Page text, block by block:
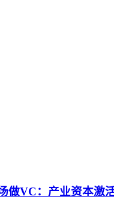
做VC：产业资本激